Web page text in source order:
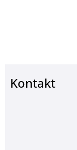
Kontakt